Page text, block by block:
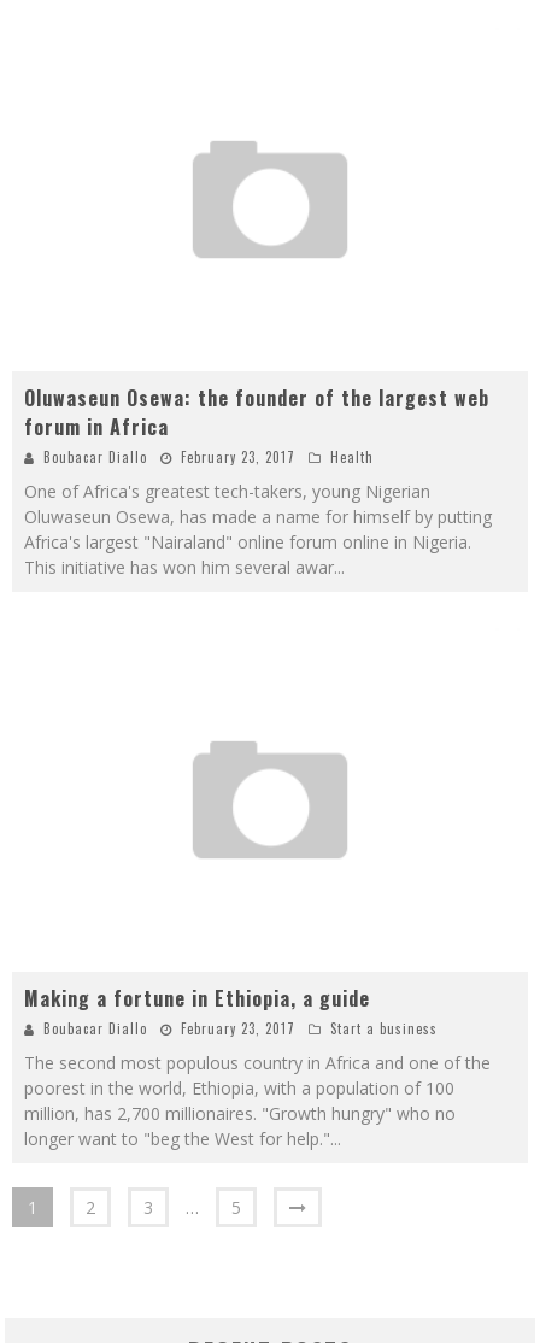
Oluwaseun Osewa: the founder of the largest web
forum in Africa
Boubacar Diallo February 23, 2017 Health
One of Africa's greatest tech-takers, young Nigerian
Oluwaseun Osewa, has made a name for himself by putting
Africa's largest "Nairaland" online forum online in Nigeria.
This initiative has won him several awar...
Making a fortune in Ethiopia, a guide
Boubacar Diallo February 23, 2017 Start a business
The second most populous country in Africa and one of the
poorest in the world, Ethiopia, with a population of 100
million, has 2,700 millionaires. "Growth hungry" who no
longer want to "beg the West for help."...
1 2 3 … 5